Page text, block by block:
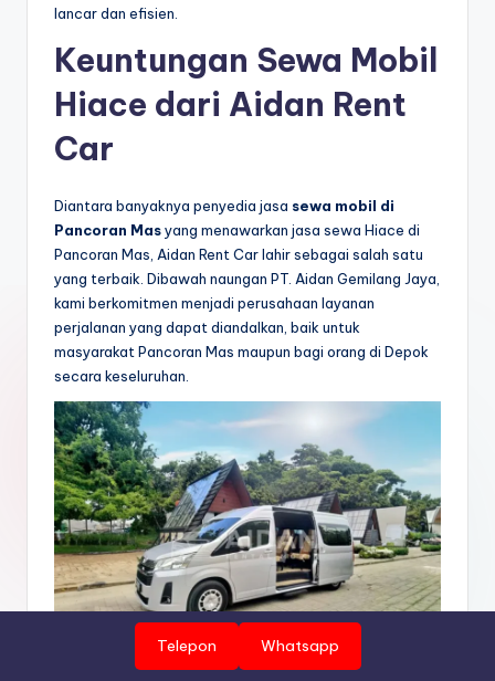
lancar dan efisien.
Keuntungan Sewa Mobil
Hiace dari Aidan Rent
Car
Diantara banyaknya penyedia jasa sewa mobil di
Pancoran Masyang menawarkan jasa sewa Hiace di
Pancoran Mas, Aidan Rent Car lahir sebagai salah satu
yang terbaik. Dibawah naungan PT. Aidan Gemilang Jaya,
kami berkomitmen menjadi perusahaan layanan
perjalanan yang dapat diandalkan, baik untuk
masyarakat Pancoran Mas maupun bagi orang di Depok
secara keseluruhan.
Telepon Whatsapp